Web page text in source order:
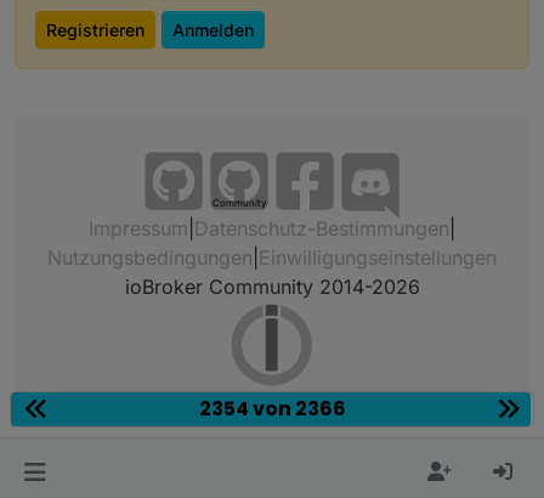
Registrieren Anmelden
Community
Impressum Datenschutz-Bestimmungen
Nutzungsbedingungen Einwilligungseinstellungen
ioBroker Community 2014-2026
2354 von 2366